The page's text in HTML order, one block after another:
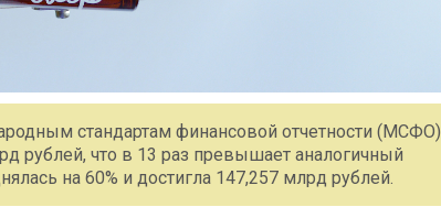
стандартам финансовой отчетности (МСФО)
рублей, что в 13 раз превышает аналогичный
на 60% и достигла 147,257 млрд рублей.